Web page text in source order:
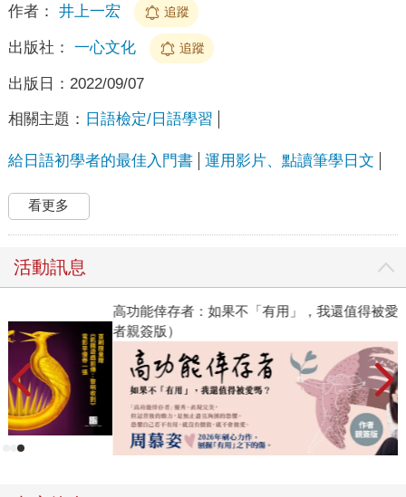
作者： 井上一宏 追蹤
出版社： 一心文化 追蹤
出版日： 2022/09/07
相關主題： 日語檢定/日語學習
給日語初學者的最佳入門書 運用影片、點讀筆學日文
看更多
活動訊息
高功能倖存者：如果不「有用」，我還值得被愛嗎？（限量作
者親簽版）